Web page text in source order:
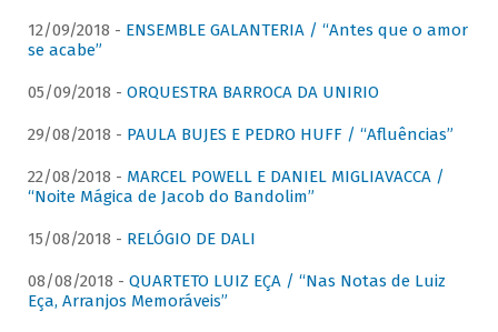
12/09/2018 - ENSEMBLE GALANTERIA / “Antes que o amor
se acabe”
05/09/2018 - ORQUESTRA BARROCA DA UNIRIO
29/08/2018 - PAULA BUJES E PEDRO HUFF / “Afluências”
22/08/2018 - MARCEL POWELL E DANIEL MIGLIAVACCA /
“Noite Mágica de Jacob do Bandolim”
15/08/2018 - RELÓGIO DE DALI
08/08/2018 - QUARTETO LUIZ EÇA / “Nas Notas de Luiz
Eça, Arranjos Memoráveis”